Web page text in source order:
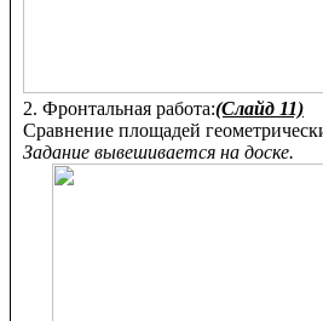
2. Фронтальная работа:(Слайд 11)
Сравнение площадей
Задание вывешивается на доске.